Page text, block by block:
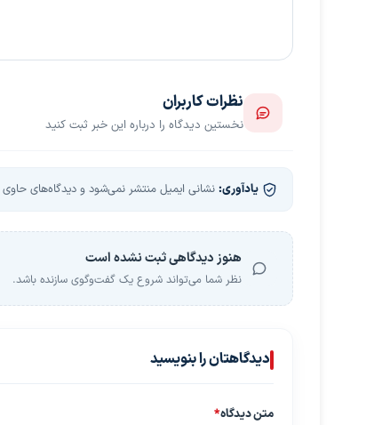
نظرات کاربران
نخستین دیدگاه را درباره این خبر ثبت کنید
یادآوری: نشانی ایمیل منتشر نمی‌شود و دیدگاه‌های حاوی
هنوز دیدگاهی ثبت نشده است
نظر شما می‌تواند شروع یک گفت‌وگوی سازنده باشد.
دیدگاهتان را بنویسید
متن دیدگاه*